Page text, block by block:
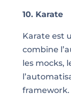
10. Karate
Karate est
combine
les mocks,
framework.